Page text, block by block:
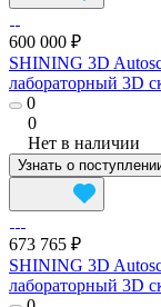
600 000 ₽
SHINING 3D
лабораторный 3D
0
0
Нет в наличии
Узнать о
673 765 ₽
SHINING 3D
лабораторный 3D